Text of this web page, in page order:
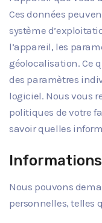
Ces données
système
l’appareil, les
géolocalisation. Ce
des paramètres
logiciel. Nous vous
politiques de votre
savoir quelles
Nous pouvons
personnelles, telles